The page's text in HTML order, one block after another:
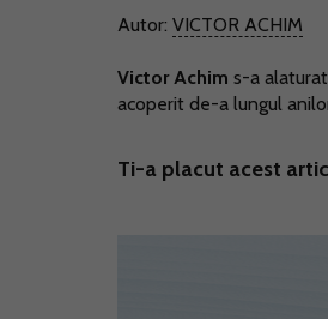
Autor: VICTOR ACHIM
Victor Achim s-a
acoperit de-a lungul
Ti-a placut acest